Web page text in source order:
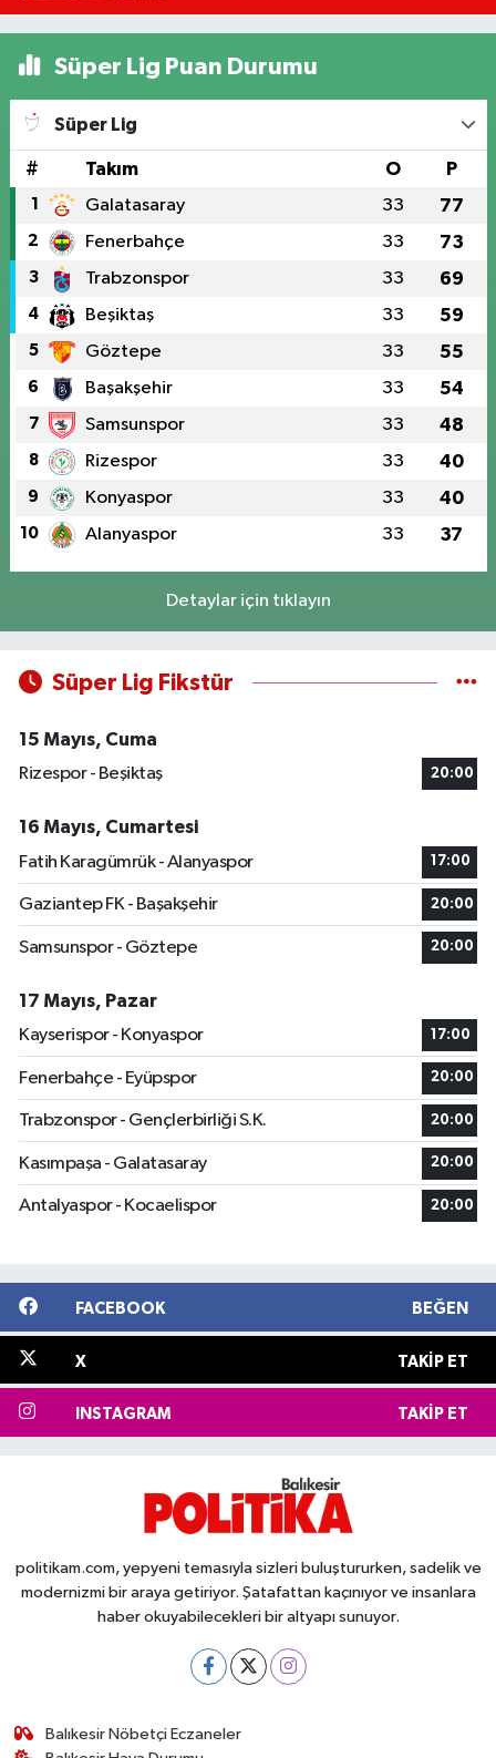
Süper Lig Puan Durumu
Süper Lig
# Takım O P
1 Galatasaray 33 77
2 Fenerbahçe 33 73
3 Trabzonspor 33 69
4 Beşiktaş 33 59
5 Göztepe 33 55
6 Başakşehir 33 54
7 Samsunspor 33 48
8 Rizespor 33 40
9 Konyaspor 33 40
10 Alanyaspor 33 37
Detaylar için tıklayın
Süper Lig Fikstür
15 Mayıs, Cuma
Rizespor - Beşiktaş
20:00
16 Mayıs, Cumartesi
Fatih Karagümrük - Alanyaspor
17:00
Gaziantep FK - Başakşehir 20:00
Samsunspor - Göztepe 20:00
17 Mayıs, Pazar
Kayserispor - Konyaspor
17:00
Fenerbahçe - Eyüpspor 20:00
Trabzonspor - Gençlerbirliği S.K. 20:00
Kasımpaşa - Galatasaray 20:00
Antalyaspor - Kocaelispor 20:00
FACEBOOK BEĞEN
X TAKIP ET
INSTAGRAM TAKIP ET
politikam.com, yepyeni temasıyla sizleri buluştururken, sadelik ve
modernizmi bir araya getiriyor. Şatafattan kaçınıyor ve insanlara
haber okuyabilecekleri bir altyapı sunuyor.
Balıkesir Nöbetçi Eczaneler